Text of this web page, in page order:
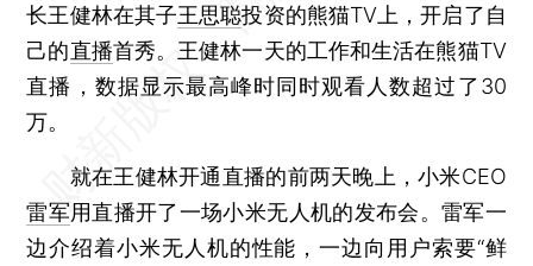
长王健林在其子王思聪投资的熊猫TV上，开启了自
己的直播首秀。王健林一天的工作和生活在熊猫TV
直播，数据显示最高峰时同时观看人数超过了30
万。
就在王健林开通直播的前两天晚上，小米CEO
雷军用直播开了一场小米无人机的发布会。雷军一
边介绍着小米无人机的性能，一边向用户索要“鲜